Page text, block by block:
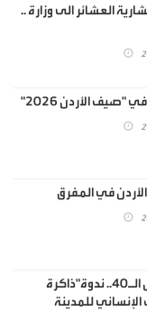
العشائر الى وزارة ..
"صيف الأردن 2026"
في المفرق
ضمن فعاليات مهرجان جرش الـ40.. ندوة"ذاكرة
للمدينة